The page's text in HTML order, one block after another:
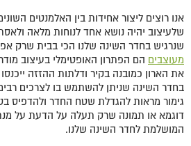
אנו רוצים ליצור אחידות בין האלמנטים
שלעיצוב יהיה נושא אחד לנוחות מלאה
שנרגיש בחדר השינה שלנו הכי בבית שרק
מעוצבים הם הפתרון האופטימלי בעיצוב
את הארון כמובנה בקיר ודלתות ההזזה
בחדר השינה שניתן להשתמש בו לצרכים
גימור מראות להגדלת שטח החדר ולהדפיס
דוגמא או תמונה שרק תעלה על הדעת על
המושלמת לחדר השינה שלנו.